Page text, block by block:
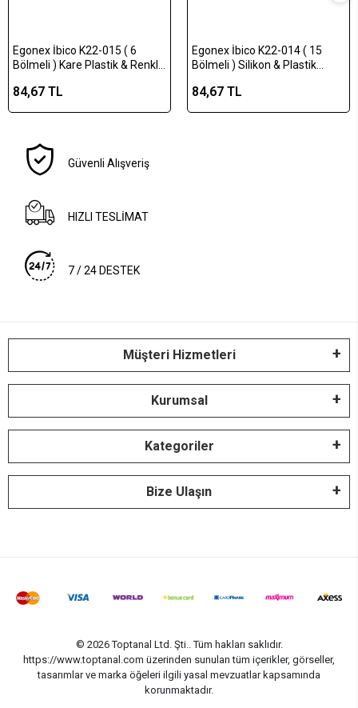
Egonex İbico K22-015 ( 6
Bölmeli ) Kare Plastik & Renkli
84,67 TL
Egonex İbico K22-014 ( 15
Bölmeli ) Silikon & Plastik
84,67 TL
Güvenli Alışveriş
HIZLI TESLİMAT
7 / 24 DESTEK
Müşteri Hizmetleri
Kurumsal
Kategoriler
Bize Ulaşın
© 2026 Toptanal Ltd. Şti.. Tüm hakları saklıdır.
https://www.toptanal.com üzerinden sunulan tüm içerikler, görseller,
tasarımlar ve marka öğeleri ilgili yasal mevzuatlar kapsamında
korunmaktadır.